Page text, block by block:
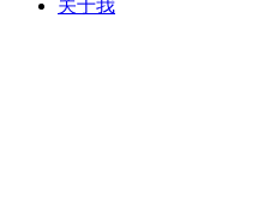
关于我